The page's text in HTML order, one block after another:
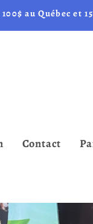
au Québec et
Contact